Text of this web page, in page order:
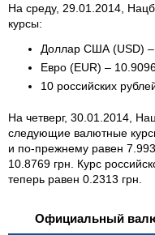
На среду, 29.01.2014,
курсы:
Доллар США (USD) –
Евро (EUR) – 10.9096
10 российских
На четверг, 30.01.2014,
следующие валютные
и по-прежнему равен
10.8769 грн. Курс
теперь равен 0.2313 грн.
Официальный